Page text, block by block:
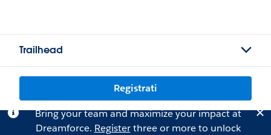
Trailhead
Registrati
Bring your team and maximize your impact at
Dreamforce. Registerthree or more to unlock